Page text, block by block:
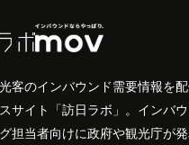
客のインバウンド需要情報を
サイト「訪日ラボ」。インバ
担当者向けに政府や観光庁が